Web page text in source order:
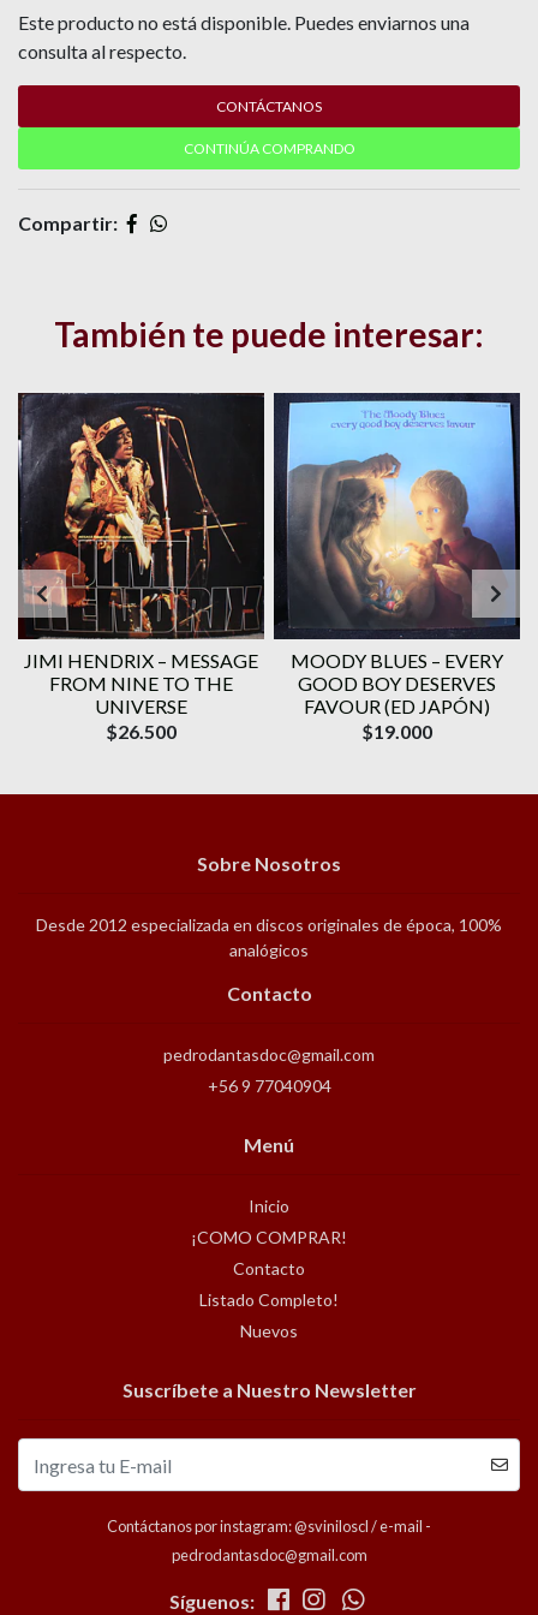
Este producto no está disponible. Puedes enviarnos una
consulta al respecto.
CONTÁCTANOS
CONTINÚA COMPRANDO
Compartir:
También te puede interesar:
JIMI HENDRIX ‎– MESSAGE
FROM NINE TO THE
UNIVERSE
$26.500
MOODY BLUES ‎– EVERY
GOOD BOY DESERVES
FAVOUR (ED JAPÓN)
$19.000
Sobre Nosotros
Desde 2012 especializada en discos originales de época, 100%
analógicos
Contacto
pedrodantasdoc@gmail.com
+56 9 77040904
Menú
Inicio
¡COMO COMPRAR!
Contacto
Listado Completo!
Nuevos
Suscríbete a Nuestro Newsletter
Contáctanos por instagram: @sviniloscl / e-mail -
pedrodantasdoc@gmail.com
Síguenos: